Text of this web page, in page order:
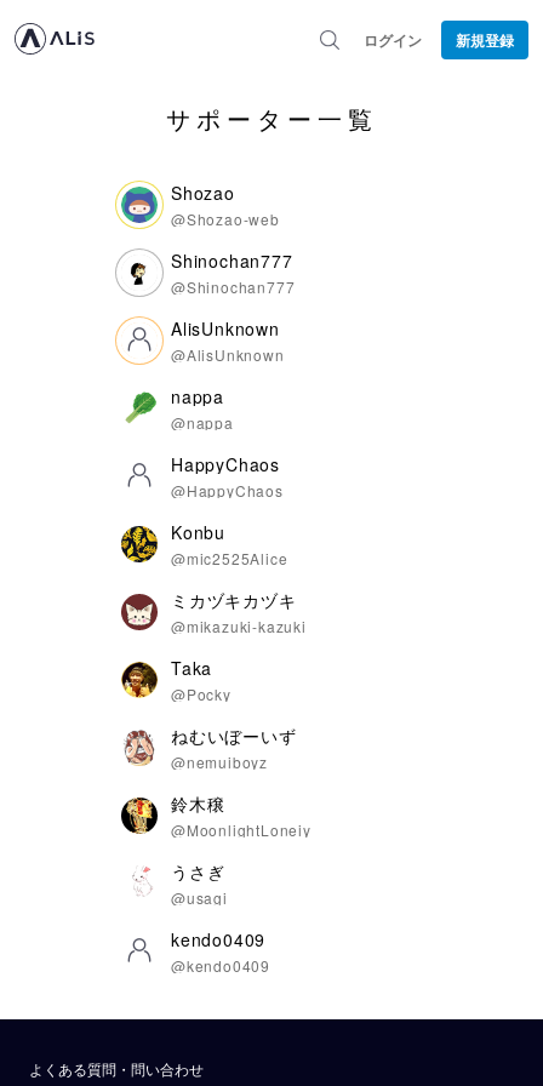
ログイン 新規登録
サポーター一覧
Shozao
@Shozao-web
Shinochan777
@Shinochan777
AlisUnknown
@AlisUnknown
nappa
@nappa
HappyChaos
@HappyChaos
Konbu
@mic2525Alice
ミカヅキカヅキ
@mikazuki-kazuki
Taka
@Pocky
ねむいぼーいず
@nemuiboyz
鈴木穣
@MoonlightLoneiy
うさぎ
@usagi
kendo0409
@kendo0409
よくある質問・問い合わせ